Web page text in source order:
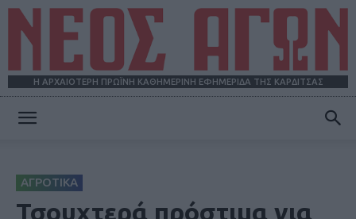
Η ΑΡΧΑΙΟΤΕΡΗ ΠΡΩΪΝΗ ΚΑΘΗΜΕΡΙΝΗ ΕΦΗΜΕΡΙΔΑ ΤΗΣ ΚΑΡΔΙΤΣΑΣ
ΑΓΡΟΤΙΚΑ
Τσουχτερά πρόστιμα για